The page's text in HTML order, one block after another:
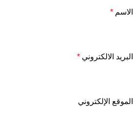
الاسم *
البريد الالكتروني *
الموقع الإلكتروني